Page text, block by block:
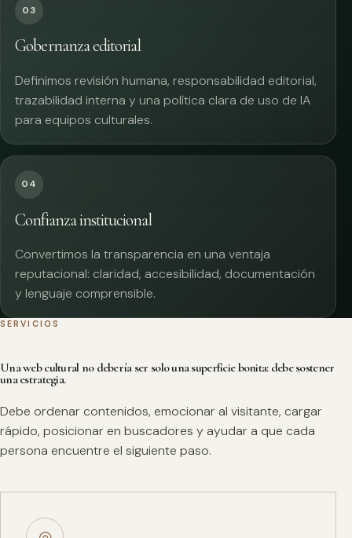
03
Gobernanza editorial
Definimos revisión humana, responsabilidad editorial,
trazabilidad interna y una política clara de uso de IA
para equipos culturales.
04
Confianza institucional
Convertimos la transparencia en una ventaja
reputacional: claridad, accesibilidad, documentación
y lenguaje comprensible.
SERVICIOS
Una web cultural no debería ser solo una superficie bonita: debe sostener
una estrategia.
Debe ordenar contenidos, emocionar al visitante, cargar
rápido, posicionar en buscadores y ayudar a que cada
persona encuentre el siguiente paso.